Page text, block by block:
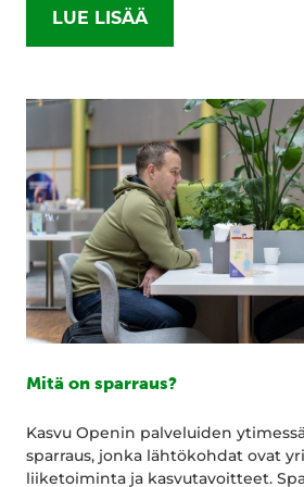
LUE LISÄÄ
Mitä on sparraus?
Kasvu Openin palveluiden
sparraus, jonka lähtökohdat ovat
liiketoiminta ja kasvutavoitteet.